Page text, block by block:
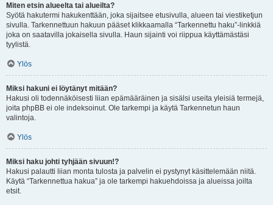
Miten etsin alueelta tai alueilta?
Syötä hakutermi hakukenttään, joka sijaitsee etusivulla, alueen tai viestiketjun
sivulla. Tarkennettuun hakuun pääset klikkaamalla “Tarkennettu haku”-linkkiä
joka on saatavilla jokaisella sivulla. Haun sijainti voi riippua käyttämästäsi
tyylistä.
Ylös
Miksi hakuni ei löytänyt mitään?
Hakusi oli todennäköisesti liian epämääräinen ja sisälsi useita yleisiä termejä,
joita phpBB ei ole indeksoinut. Ole tarkempi ja käytä Tarkennetun haun
valintoja.
Ylös
Miksi haku johti tyhjään sivuun!?
Hakusi palautti liian monta tulosta ja palvelin ei pystynyt käsittelemään niitä.
Käytä “Tarkennettua hakua” ja ole tarkempi hakuehdoissa ja alueissa joilta
etsit.